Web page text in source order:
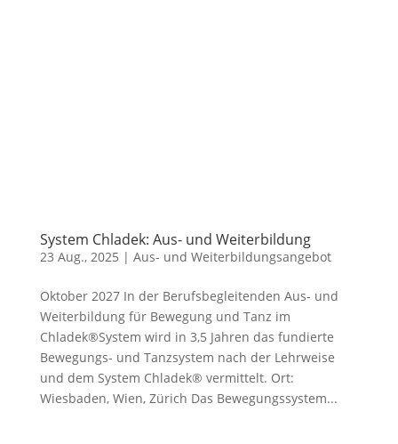
System Chladek: Aus- und Weiterbildung
23 Aug., 2025 | Aus- und Weiterbildungsangebot
Oktober 2027 In der Berufsbegleitenden Aus- und
Weiterbildung für Bewegung und Tanz im
Chladek®System wird in 3,5 Jahren das fundierte
Bewegungs- und Tanzsystem nach der Lehrweise
und dem System Chladek® vermittelt. Ort:
Wiesbaden, Wien, Zürich Das Bewegungssystem...